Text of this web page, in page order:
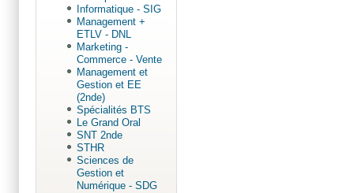
Informatique - SIG
Management +
ETLV - DNL
Marketing -
Commerce - Vente
Management et
Gestion et EE
(2nde)
Spécialités BTS
Le Grand Oral
SNT 2nde
STHR
Sciences de
Gestion et
Numérique - SDG